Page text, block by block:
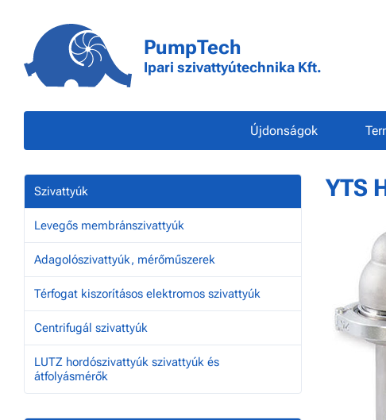
PumpTech
Ipari szivattyútechnika Kft.
Újdonságok
Szivattyúk
Levegős membránszivattyúk
Adagolószivattyúk, mérőműszerek
Térfogat kiszorításos elektromos szivattyúk
Centrifugál szivattyúk
LUTZ hordószivattyúk szivattyúk és
átfolyásmérők
YTS